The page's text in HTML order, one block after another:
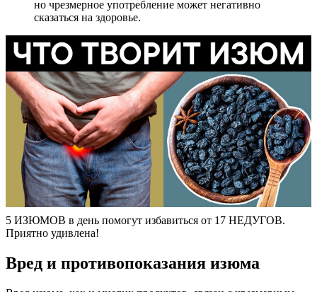
но чрезмерное употребление может негативно
сказаться на здоровье.
5 ИЗЮМОВ в день помогут избавиться от 17 НЕДУГОВ.
Приятно удивлена!
Вред и противопоказания изюма